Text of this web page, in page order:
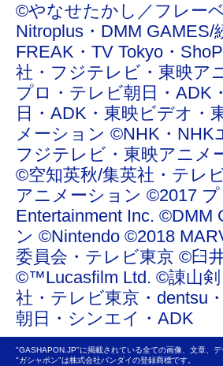
©やなせたかし／フレー
Nitroplus・DMM
FREAK・TV Tokyo・
社・フジテレビ・東映ア
プロ・テレビ朝日・ADK
日・ADK・東映ビデオ・
メーション ©NHK・
フジテレビ・東映アニメ
©空知英秋/集英社・テレ
アニメーション ©2017
Entertainment Inc.
ン ©Nintendo ©2018
委員会・テレビ東京 ©臼
©™Lucasfilm Ltd. ©諌山剣
社・テレビ東京・dentsu
朝日・シンエイ・ADK
"GASHAPON.JP"に掲載されている全ての画像、文章、
"ガシャポン"は株式会社バンダイの登録商標です。